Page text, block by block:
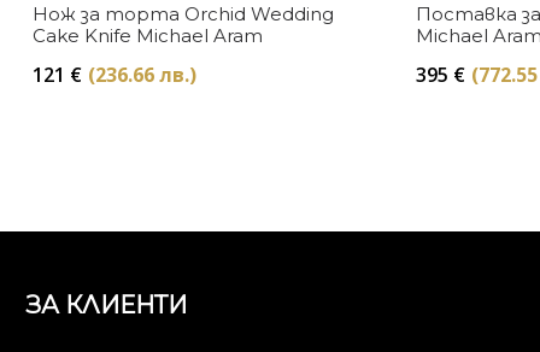
Нож за торта Orchid Wedding
Cake Knife Michael Aram
121 € (236.66 лв.)
Поставка
Michael
395 €
ЗА КЛИЕНТИ